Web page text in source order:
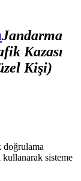
Jandarma
Kazası
Kişi)
doğrulama
sisteme